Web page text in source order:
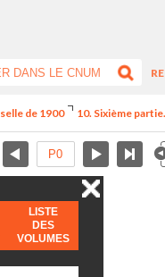
de 1900 10. Sixième
LISTE
DES
VOLUMES